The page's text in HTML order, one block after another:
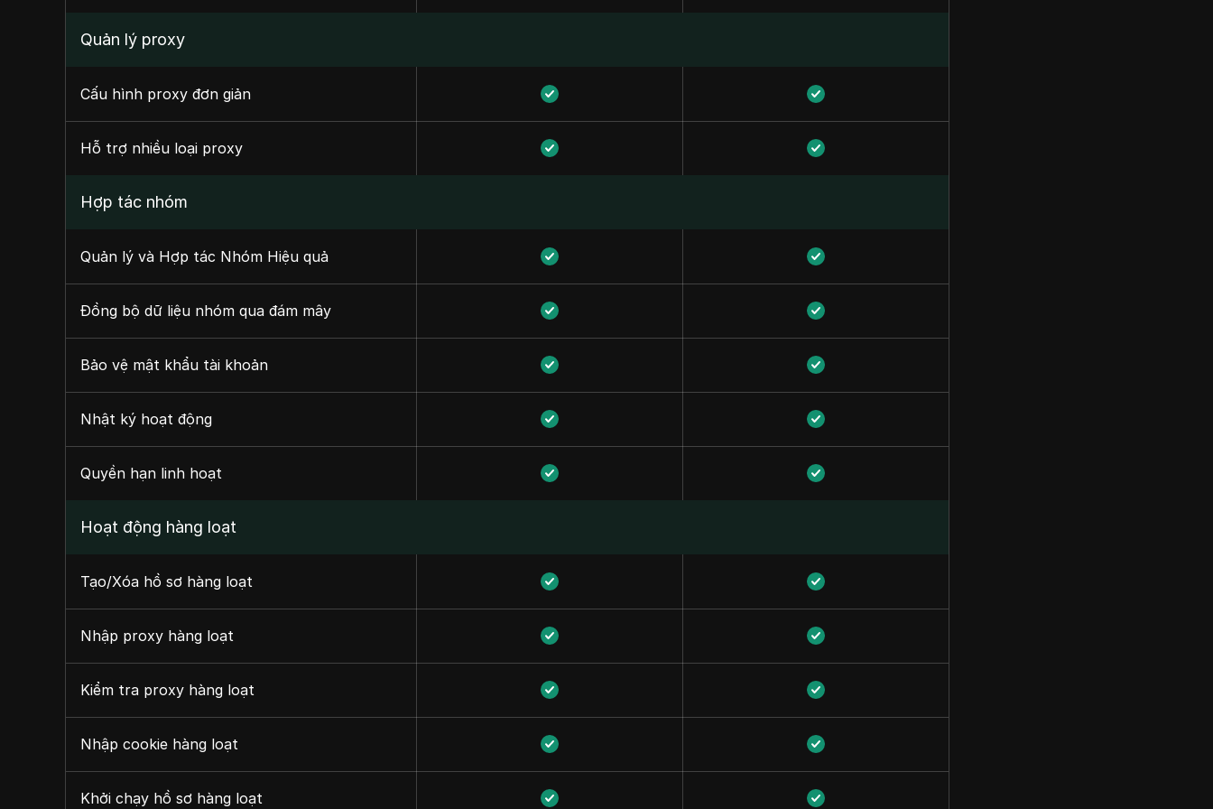
Quản lý proxy
Cấu hình proxy đơn giản
Hỗ trợ nhiều loại proxy
Hợp tác nhóm
Quản lý và Hợp tác Nhóm Hiệu quả
Đồng bộ dữ liệu nhóm qua đám mây
Bảo vệ mật khẩu tài khoản
Nhật ký hoạt động
Quyền hạn linh hoạt
Hoạt động hàng loạt
Tạo/Xóa hồ sơ hàng loạt
Nhập proxy hàng loạt
Kiểm tra proxy hàng loạt
Nhập cookie hàng loạt
Khởi chạy hồ sơ hàng loạt